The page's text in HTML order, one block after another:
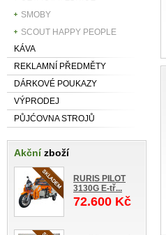
SMOBY
SCOUT HAPPY PEOPLE
KÁVA
REKLAMNÍ PŘEDMĚTY
DÁRKOVÉ POUKAZY
VÝPRODEJ
PŮJĆOVNA STROJŮ
Akčnízboží
RURIS PILOT
3130G E-tř...
72.600 Kč